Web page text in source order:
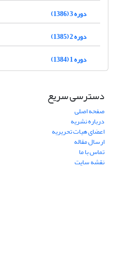
دوره 3 (1386)
دوره 2 (1385)
دوره 1 (1384)
دسترسی سریع
صفحه اصلی
درباره نشریه
اعضای هیات تحریریه
ارسال مقاله
تماس با ما
نقشه سایت